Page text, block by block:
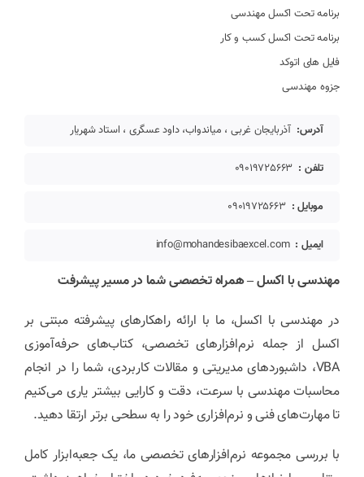
برنامه تحت اکسل مهندسی
برنامه تحت اکسل کسب و کار
فایل های اتوکد
جزوه مهندسی
آدرس: آذربایجان غربی ، میاندواب، داود عسگری ، استاد شهریار
تلفن : 09019725663
موبایل : 09019725663
ایمیل : info@mohandesibaexcel.com
مهندسی با اکسل – همراه تخصصی شما در مسیر پیشرفت
در مهندسی با اکسل، ما با ارائه راهکارهای پیشرفته مبتنی بر
اکسل از جمله نرم‌افزارهای تخصصی، کتاب‌های حرفه‌آموزی
VBA، داشبوردهای مدیریتی و مقالات کاربردی، شما را در انجام
محاسبات مهندسی با سرعت، دقت و کارایی بیشتر یاری می‌کنیم
تا مهارت‌های فنی و نرم‌افزاری خود را به سطحی برتر ارتقا دهید.
با بررسی مجموعه نرم‌افزارهای تخصصی ما، یک جعبه‌ابزار کامل